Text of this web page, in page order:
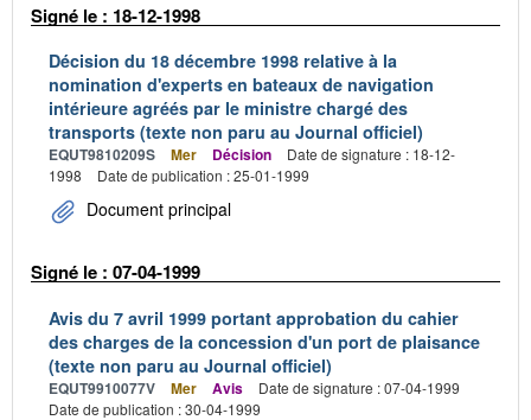
Signé le : 18-12-1998
Décision du 18 décembre 1998 relative à la
nomination d'experts en bateaux de navigation
intérieure agréés par le ministre chargé des
transports (texte non paru au Journal officiel)
EQUT9810209S Mer Décision
Date de signature : 18-12-
1998
Date de publication : 25-01-1999
Document principal
Signé le : 07-04-1999
Avis du 7 avril 1999 portant approbation du cahier
des charges de la concession d'un port de plaisance
(texte non paru au Journal officiel)
EQUT9910077V Mer Avis
Date de signature : 07-04-1999
Date de publication : 30-04-1999